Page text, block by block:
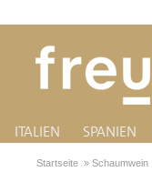
ITALIEN SPANIEN
Startseite » Schaumwein